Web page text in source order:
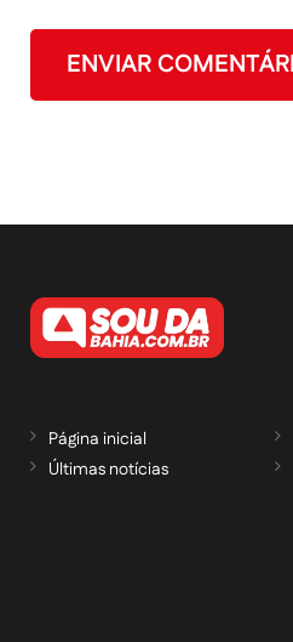
Página inicial
Últimas notícias